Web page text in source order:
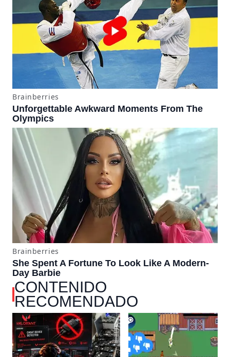
CONTENIDO
RECOMENDADO